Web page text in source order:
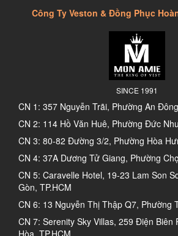
Công Ty Veston & Đồng Phục
SINCE 1991
CN 1: 357 Nguyễn Trãi, Phường An
CN 2: 114 Hồ Văn Huê, Phường Đức
CN 3: 80-82 Đường 3/2, Phường Hòa
CN 4: 37A Dương Tử Giang, Phường
CN 5: Caravelle Hotel, 19-23 Lam Son
Gòn, TP.HCM
CN 6: 13 Nguyễn Thị Thập Q7, Phường
CN 7: Serenity Sky Villas, 259 Điện Biên
Hòa, TP.HCM